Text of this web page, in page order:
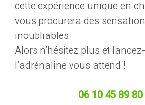
cette expérience unique en
vous procurera des
inoubliables.
Alors n’hésitez plus et
l’adrénaline vous attend !
06 10 45 89 80